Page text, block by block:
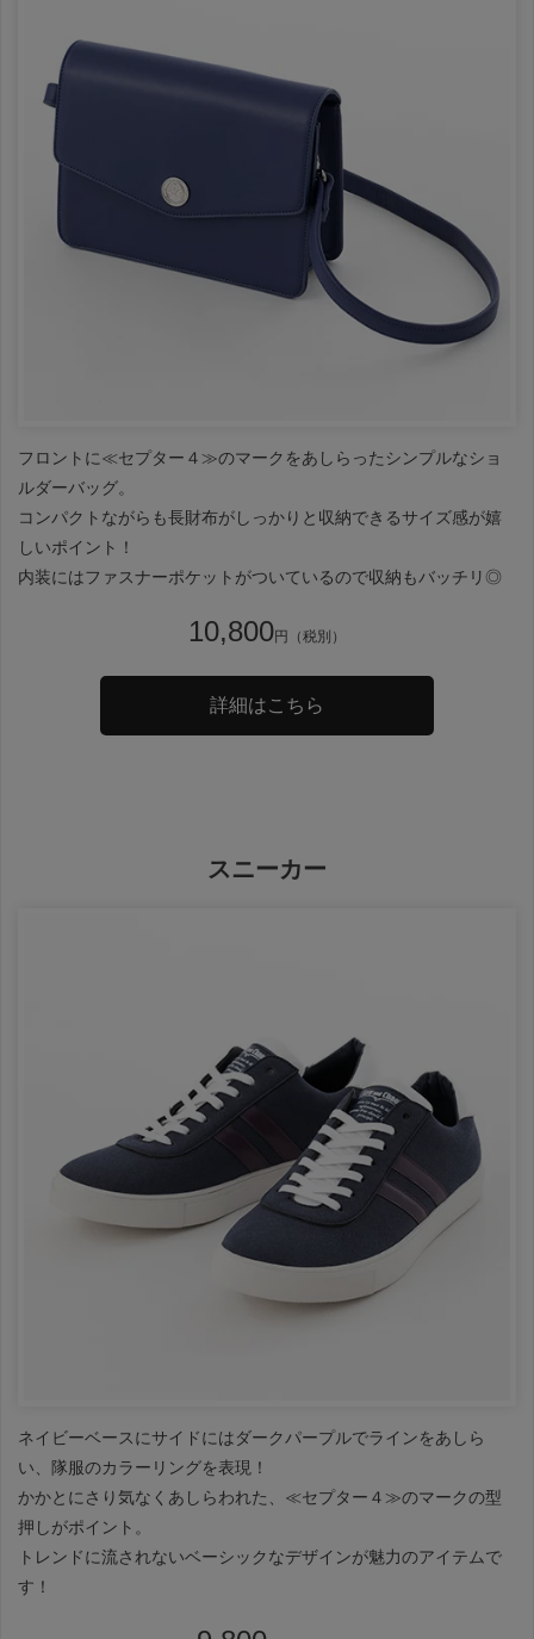
フロントに≪セプター４≫のマークをあしらったシンプルなショ
ルダーバッグ。
コンパクトながらも長財布がしっかりと収納できるサイズ感が嬉
しいポイント！
内装にはファスナーポケットがついているので収納もバッチリ◎
10,800円（税別）
詳細はこちら
スニーカー
ネイビーベースにサイドにはダークパープルでラインをあしら
い、隊服のカラーリングを表現！
かかとにさり気なくあしらわれた、≪セプター４≫のマークの型
押しがポイント。
トレンドに流されないベーシックなデザインが魅力のアイテムで
す！